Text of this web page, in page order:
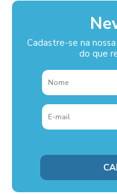
Cadastre-se na
do que